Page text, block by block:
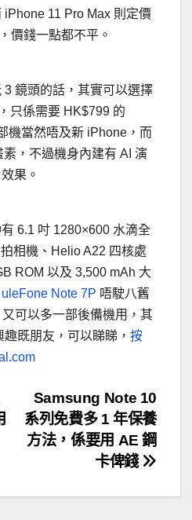
11 Pro Max 則定價
價錢一點都不平。
3 鏡頭的話，其實可以選擇
只係需要 HK$799 的
機當然唔及新 iPhone，而
，不過機身內建有 AI 演
果。
6.1 吋 1280×600 水滴全
相機、Helio A22 四核處
ROM 以及 3,500 mAh 大
uleFone Note 7P 唔駛八舊
可以多一部後備機用，其
既朋友，可以睇睇， 按
Samsung Note 10
系列免費多 1 年保養
方法，係要用 AE 鋼
卡俾錢